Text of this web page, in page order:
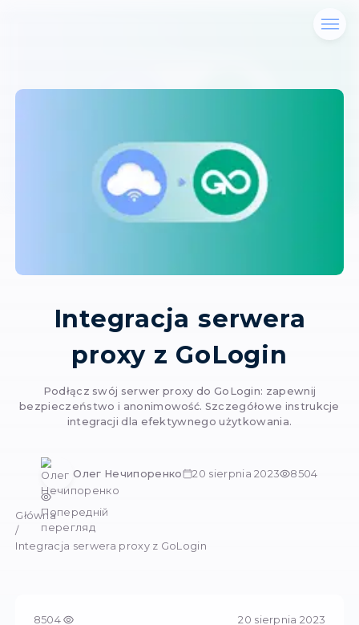
Integracja
Podłącz swój serwer proxy do GoLogin:
bezpieczeństwo i anonimowość. Szczegółowe
integracji dla efektywnego